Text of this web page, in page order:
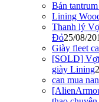
Bán
Lining
Thanh lý
Đỏ25/08/
Giày fleet
[SOLD] Vợt
giày Lining
can mua